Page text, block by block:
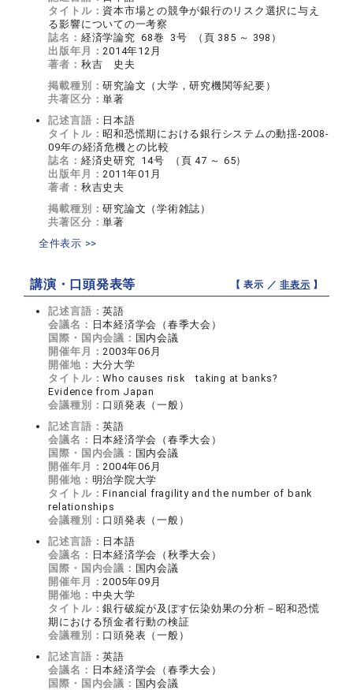
タイトル： 資本市場との競争が銀行のリスク選択に与え
る影響についての一考察
誌名： 経済学論究 68巻 3号 （頁 385 ～ 398）
出版年月：2014年12月
著者： 秋吉 史夫
掲載種別：研究論文（大学，研究機関等紀要）
共著区分：単著
記述言語： 日本語
タイトル： 昭和恐慌期における銀行システムの動揺-2008-
09年の経済危機との比較
誌名： 経済史研究 14号 （頁 47 ～ 65）
出版年月：2011年01月
著者： 秋吉史夫
掲載種別：研究論文（学術雑誌）
共著区分：単著
全件表示 >>
講演・口頭発表等 【 表示 ／非表示 】
記述言語：英語
会議名： 日本経済学会（春季大会）
国際・国内会議： 国内会議
開催年月：2003年06月
開催地： 大分大学
タイトル：Who causes risk taking at banks?
Evidence from Japan
会議種別： 口頭発表（一般）
記述言語：英語
会議名： 日本経済学会（春季大会）
国際・国内会議： 国内会議
開催年月：2004年06月
開催地： 明治学院大学
タイトル：Financial fragility and the number of bank
relationships
会議種別： 口頭発表（一般）
記述言語： 日本語
会議名： 日本経済学会（秋季大会）
国際・国内会議： 国内会議
開催年月：2005年09月
開催地： 中央大学
タイトル：銀行破綻が及ぼす伝染効果の分析－昭和恐慌
期における預金者行動の検証
会議種別： 口頭発表（一般）
記述言語：英語
会議名： 日本経済学会（春季大会）
国際・国内会議： 国内会議